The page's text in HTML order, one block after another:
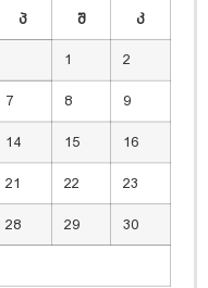
პ შ კ
1 2
7 8 9
14 15 16
21 22 23
28 29 30